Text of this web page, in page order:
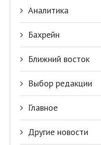
Аналитика
Бахрейн
Ближний восток
Выбор редакции
Главное
Другие новости